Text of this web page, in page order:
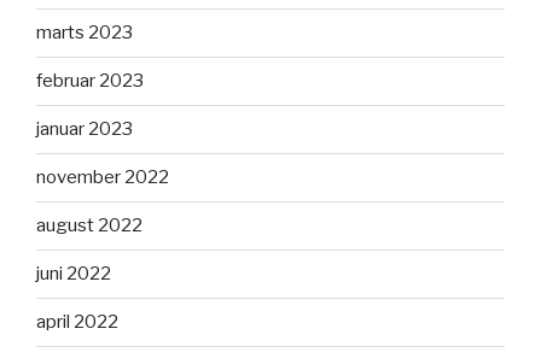
marts 2023
februar 2023
januar 2023
november 2022
august 2022
juni 2022
april 2022